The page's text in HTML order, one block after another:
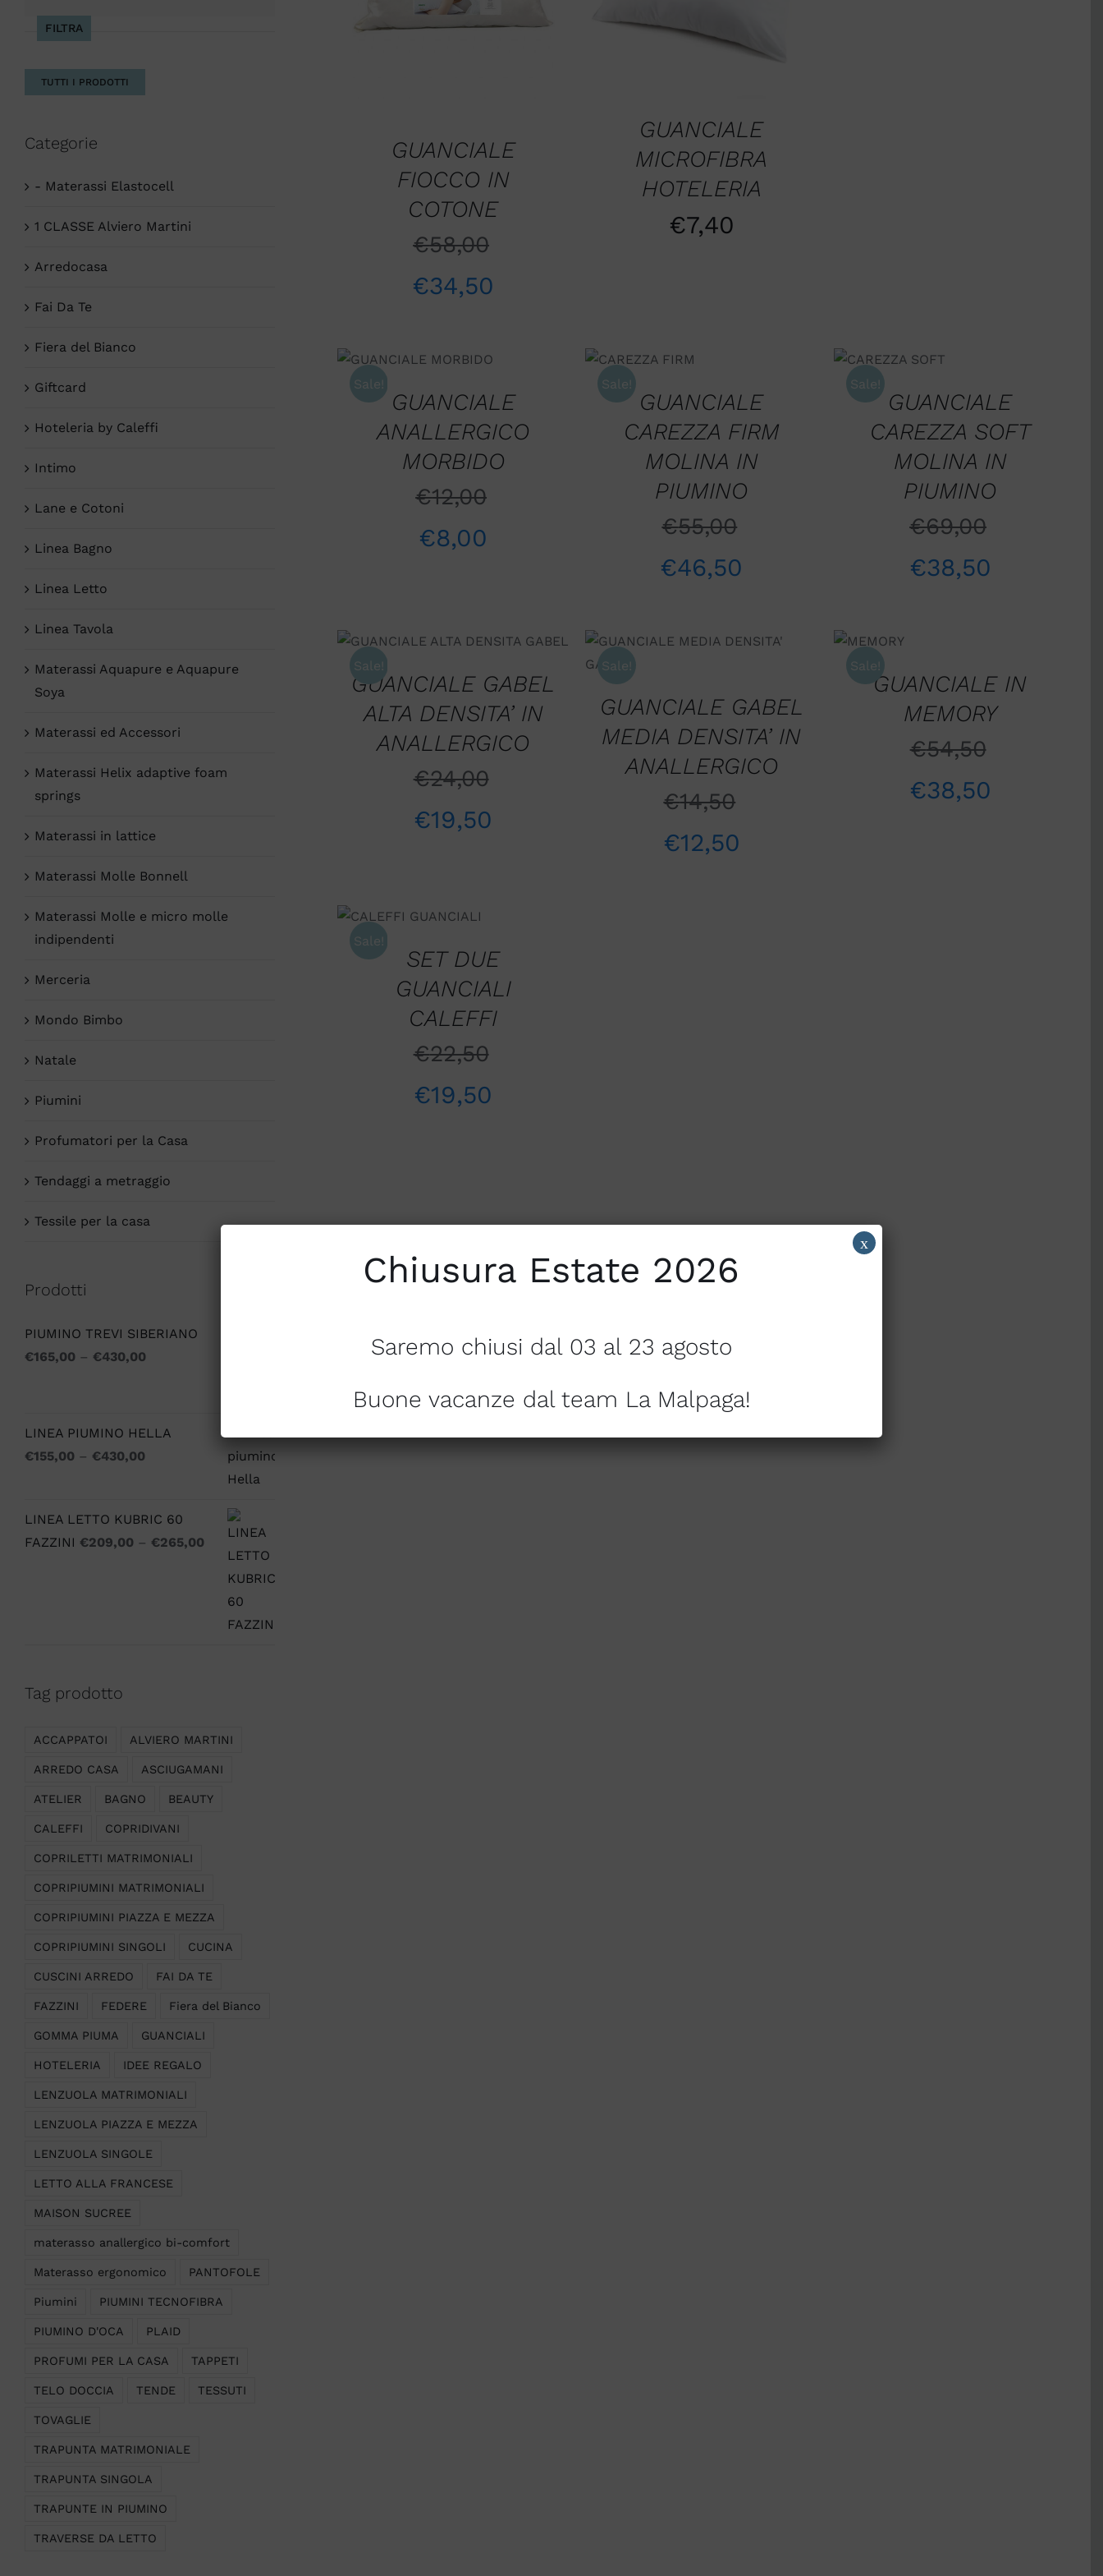
QUICK VIEW
GUANCIALE
FIOCCO IN
COTONE
€58,00
€34,50
GUANCIALE
MICROFIBRA
HOTELERIA
€7,40
Sale!
CARRELLO
/
QUICK VIEW
GUANCIALE
ANALLERGICO
MORBIDO
€12,00
€8,00
Sale!
CARRELLO
VIEW
GUANCIALE
CAREZZA FIRM
MOLINA IN
PIUMINO
€55,00
€46,50
Sale!
CARRELLO
VIEW
GUANCIALE
CAREZZA SOFT
MOLINA IN
PIUMINO
€69,00
€38,50
Sale!
AGGIUNGI AL CARRELLO
/
GUANCIALE GABEL
ALTA DENSITA’ IN
ANALLERGICO
€24,00
€19,50
Sale!
AGGIUNGI AL CARRELLO
/
GUANCIALE GABEL
MEDIA DENSITA’ IN
ANALLERGICO
€14,50
€12,50
Sale!
CARRELLO
QUICK
VIEWGUANCIALE IN
MEMORY
€54,50
€38,50
Sale!
CARRELLO
/
QUICK VIEW
SET DUE
GUANCIALI
CALEFFI
€22,50
€19,50
FILTRA
TUTTI I PRODOTTI
Categorie
- Materassi Elastocell
1 CLASSE Alviero Martini
Arredocasa
Fai Da Te
Fiera del Bianco
Giftcard
Hoteleria by Caleffi
Intimo
Lane e Cotoni
Linea Bagno
Linea Letto
Linea Tavola
Materassi Aquapure e Aquapure
Soya
Materassi ed Accessori
Materassi Helix adaptive foam
springs
Materassi in lattice
Materassi Molle Bonnell
Materassi Molle e micro molle
indipendenti
Merceria
Mondo Bimbo
Natale
Piumini
Profumatori per la Casa
Tendaggi a metraggio
Tessile per la casa
Prodotti
PIUMINO TREVI SIBERIANO
€165,00 – €430,00
LINEA PIUMINO HELLA
€155,00 – €430,00
LINEA LETTO KUBRIC 60
FAZZINI €209,00 – €265,00
Tag prodotto
ACCAPPATOI ALVIERO MARTINI
ARREDO CASA ASCIUGAMANI
ATELIER BAGNO BEAUTY
CALEFFI COPRIDIVANI
COPRILETTI MATRIMONIALI
COPRIPIUMINI MATRIMONIALI
COPRIPIUMINI PIAZZA E MEZZA
COPRIPIUMINI SINGOLI CUCINA
CUSCINI ARREDO FAI DA TE
FAZZINI FEDERE Fiera del Bianco
GOMMA PIUMA GUANCIALI
HOTELERIA IDEE REGALO
LENZUOLA MATRIMONIALI
LENZUOLA PIAZZA E MEZZA
LENZUOLA SINGOLE
LETTO ALLA FRANCESE
MAISON SUCREE
materasso anallergico bi-comfort
Materasso ergonomico PANTOFOLE
Piumini PIUMINI TECNOFIBRA
PIUMINO D'OCA PLAID
PROFUMI PER LA CASA TAPPETI
TELO DOCCIA TENDE TESSUTI
TOVAGLIE
TRAPUNTA MATRIMONIALE
TRAPUNTA SINGOLA
TRAPUNTE IN PIUMINO
TRAVERSE DA LETTO
Chiusura Estate 2026
Saremo chiusi dal 03 al 23 agosto
Buone vacanze dal team La Malpaga!
x